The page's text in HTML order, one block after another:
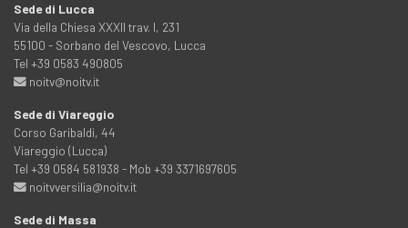
Sede di Lucca
Via della Chiesa XXXII trav. I, 231
55100 - Sorbano del Vescovo, Lucca
Tel +39 0583 490805
noitv@noitv.it
Sede di Viareggio
Corso Garibaldi, 44
Viareggio (Lucca)
Tel +39 0584 581938 - Mob +39 3371697605
noitvversilia@noitv.it
Sede di Massa